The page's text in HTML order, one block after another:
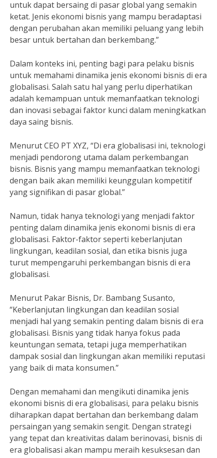
untuk dapat bersaing di pasar global yang semakin
ketat. Jenis ekonomi bisnis yang mampu beradaptasi
dengan perubahan akan memiliki peluang yang lebih
besar untuk bertahan dan berkembang.”
Dalam konteks ini, penting bagi para pelaku bisnis
untuk memahami dinamika jenis ekonomi bisnis di era
globalisasi. Salah satu hal yang perlu diperhatikan
adalah kemampuan untuk memanfaatkan teknologi
dan inovasi sebagai faktor kunci dalam meningkatkan
daya saing bisnis.
Menurut CEO PT XYZ, “Di era globalisasi ini, teknologi
menjadi pendorong utama dalam perkembangan
bisnis. Bisnis yang mampu memanfaatkan teknologi
dengan baik akan memiliki keunggulan kompetitif
yang signifikan di pasar global.”
Namun, tidak hanya teknologi yang menjadi faktor
penting dalam dinamika jenis ekonomi bisnis di era
globalisasi. Faktor-faktor seperti keberlanjutan
lingkungan, keadilan sosial, dan etika bisnis juga
turut mempengaruhi perkembangan bisnis di era
globalisasi.
Menurut Pakar Bisnis, Dr. Bambang Susanto,
“Keberlanjutan lingkungan dan keadilan sosial
menjadi hal yang semakin penting dalam bisnis di era
globalisasi. Bisnis yang tidak hanya fokus pada
keuntungan semata, tetapi juga memperhatikan
dampak sosial dan lingkungan akan memiliki reputasi
yang baik di mata konsumen.”
Dengan memahami dan mengikuti dinamika jenis
ekonomi bisnis di era globalisasi, para pelaku bisnis
diharapkan dapat bertahan dan berkembang dalam
persaingan yang semakin sengit. Dengan strategi
yang tepat dan kreativitas dalam berinovasi, bisnis di
era globalisasi akan mampu meraih kesuksesan dan